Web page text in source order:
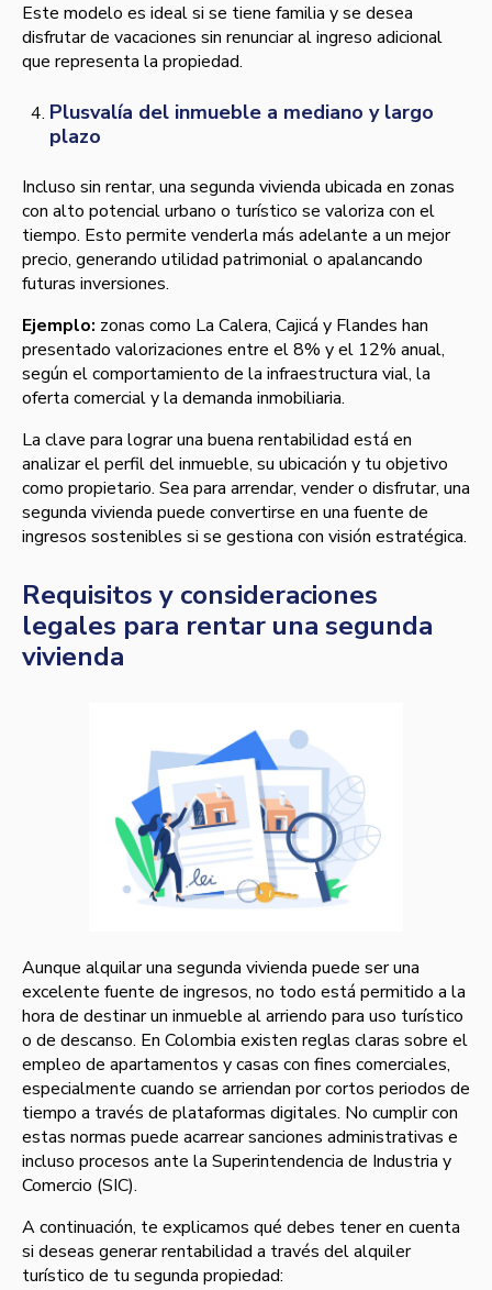
Este modelo es ideal si se tiene familia y se desea
disfrutar de vacaciones sin renunciar al ingreso adicional
que representa la propiedad.
Plusvalía del inmueble a mediano y largo
plazo
Incluso sin rentar, una segunda vivienda ubicada en zonas
con alto potencial urbano o turístico se valoriza con el
tiempo. Esto permite venderla más adelante a un mejor
precio, generando utilidad patrimonial o apalancando
futuras inversiones.
Ejemplo: zonas como La Calera, Cajicá y Flandes han
presentado valorizaciones entre el 8% y el 12% anual,
según el comportamiento de la infraestructura vial, la
oferta comercial y la demanda inmobiliaria.
La clave para lograr una buena rentabilidad está en
analizar el perfil del inmueble, su ubicación y tu objetivo
como propietario. Sea para arrendar, vender o disfrutar, una
segunda vivienda puede convertirse en una fuente de
ingresos sostenibles si se gestiona con visión estratégica.
Requisitos y consideraciones
legales para rentar una segunda
vivienda
Aunque alquilar una segunda vivienda puede ser una
excelente fuente de ingresos, no todo está permitido a la
hora de destinar un inmueble al arriendo para uso turístico
o de descanso. En Colombia existen reglas claras sobre el
empleo de apartamentos y casas con fines comerciales,
especialmente cuando se arriendan por cortos periodos de
tiempo a través de plataformas digitales. No cumplir con
estas normas puede acarrear sanciones administrativas e
incluso procesos ante la Superintendencia de Industria y
Comercio (SIC).
A continuación, te explicamos qué debes tener en cuenta
si deseas generar rentabilidad a través del alquiler
turístico de tu segunda propiedad: